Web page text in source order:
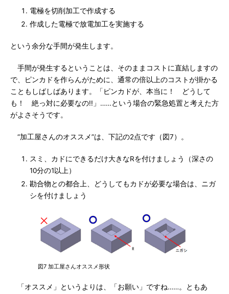
電極を切削加工で作成する
作成した電極で放電加工を実施する
という余分な手間が発生します。
手間が発生するということは、そのままコストに直結しますの
で、ピンカドを作らんがために、通常の倍以上のコストが掛かる
こともしばしばあります。「ピンカドが、本当に！ どうして
も！ 絶っ対に必要なの!!」……という場合の緊急処置と考えた方
がよさそうです。
“加工屋さんのオススメ”は、下記の2点です（図7）。
スミ、カドにできるだけ大きなRを付けましょう（深さの
10分の1以上）
勘合物との都合上、どうしてもカドが必要な場合は、ニガ
シを付けましょう
図7 加工屋さんオススメ形状
「オススメ」というよりは、「お願い」ですね……。ともあ